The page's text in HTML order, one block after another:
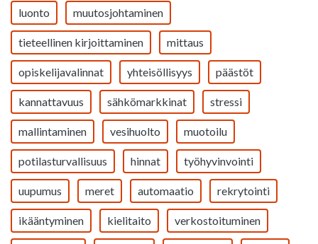
luonto muutosjohtaminen
tieteellinen kirjoittaminen mittaus
opiskelijavalinnat yhteisöllisyys päästöt
kannattavuus sähkömarkkinat stressi
mallintaminen vesihuolto muotoilu
potilasturvallisuus hinnat työhyvinvointi
uupumus meret automaatio rekrytointi
ikääntyminen kielitaito verkostoituminen